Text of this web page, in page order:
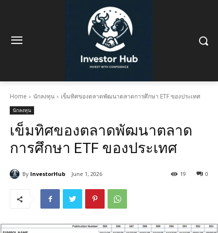
Home นักลงทุน เข็มทิศของตลาดพัฒนาตลาดการศึกษา ETF ของประเทศ
นักลงทุน
เข็มทิศของตลาดพัฒนาตลาด
การศึกษา ETF ของประเทศ
By InvestorHub June 1, 2026 0
19